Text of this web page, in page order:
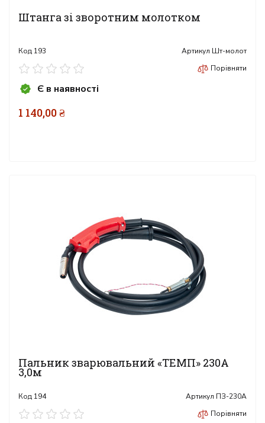
Штанга зі зворотним молотком
Код 193 Артикул Шт-молот
Порівняти
Є в наявності
1 140,00 ₴
Пальник зварювальний «ТЕМП» 230А
3,0м
Код 194 Артикул ПЗ-230А
Порівняти